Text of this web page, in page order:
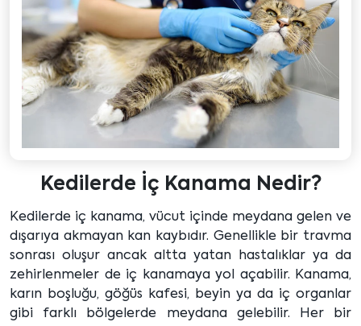
Kedilerde İç Kanama Nedir?
Kedilerde iç kanama, vücut içinde meydana gelen ve
dışarıya akmayan kan kaybıdır. Genellikle bir travma
sonrası oluşur ancak altta yatan hastalıklar ya da
zehirlenmeler de iç kanamaya yol açabilir. Kanama,
karın boşluğu, göğüs kafesi, beyin ya da iç organlar
gibi farklı bölgelerde meydana gelebilir. Her bir